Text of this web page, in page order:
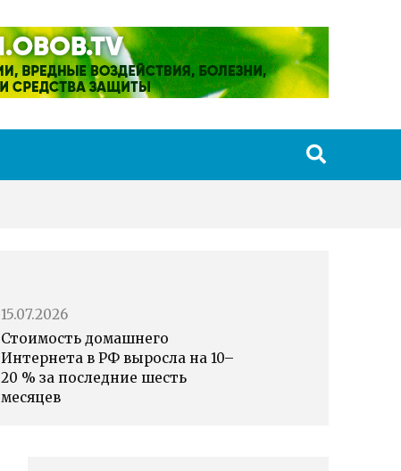
15.07.2026
Стоимость домашнего
Интернета в РФ выросла на 10–
20 % за последние шесть
месяцев